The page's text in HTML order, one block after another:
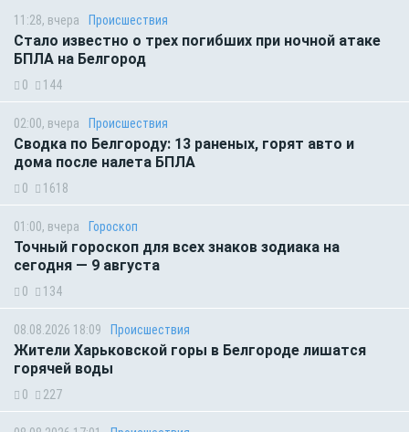
11:28, вчера Происшествия
Стало известно о трех погибших при ночной атаке
БПЛА на Белгород
0 144
02:00, вчера Происшествия
Сводка по Белгороду: 13 раненых, горят авто и
дома после налета БПЛА
0 1618
01:00, вчера Гороскоп
Точный гороскоп для всех знаков зодиака на
сегодня — 9 августа
0 134
08.08.2026 18:09 Происшествия
Жители Харьковской горы в Белгороде лишатся
горячей воды
0 227